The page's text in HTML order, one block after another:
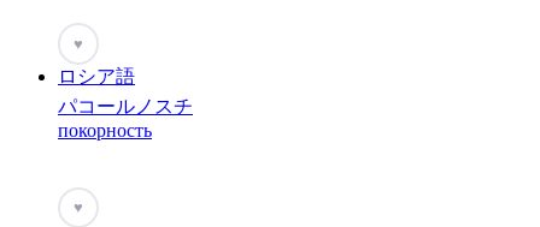
♥
ロシア語
パコールノスチ
покорность
♥